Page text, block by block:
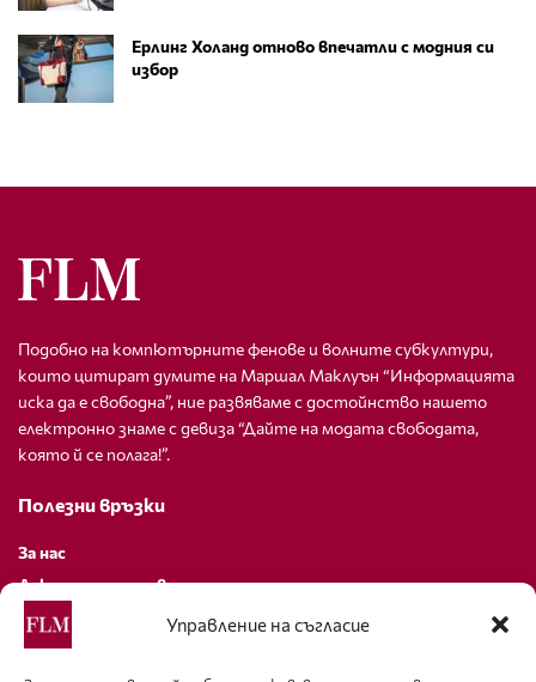
Управление на съгласие
Ерлинг Холанд отново впечатли с модния си
избор
Подобно на компютърните фенове и волните субкултури,
които цитират думите на Маршал Маклуън “Информацията
иска да е свободна”, ние развяваме с достойнство нашето
електронно знаме с девиза “Дайте на модата свободата,
която й се полага!”.
Полезни връзки
За нас
Декларация за поверителност
Политика за бисквитки
За контакти